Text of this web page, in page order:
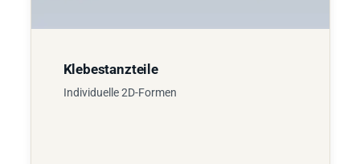
Klebestanzteile
Individuelle 2D-Formen